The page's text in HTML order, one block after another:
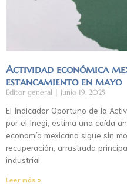
Actividad económica
estancamiento en mayo
Editor general junio 19, 2025
El Indicador Oportuno de la
por el Inegi, estima una caída
economía mexicana sigue sin
recuperación, arrastrada
industrial.
Leer más »